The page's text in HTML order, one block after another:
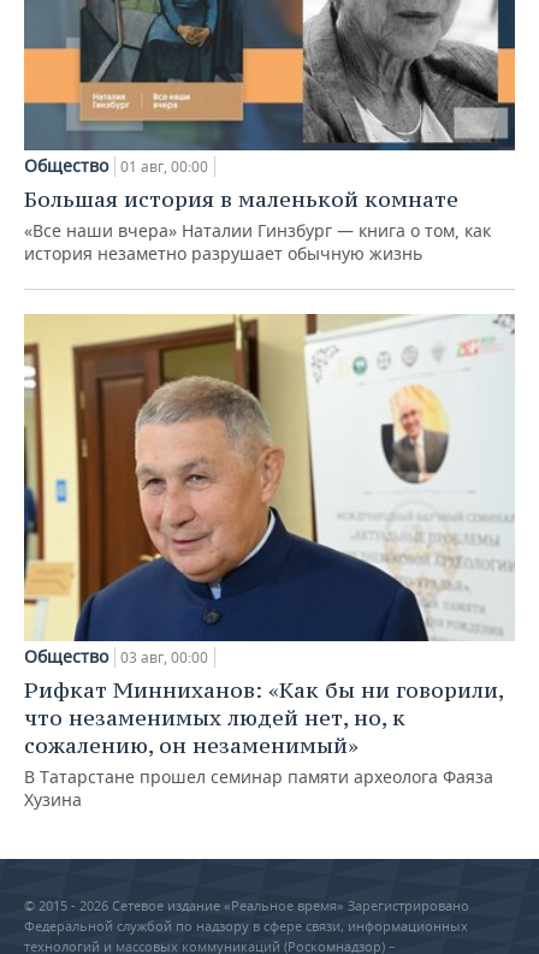
Общество 01 авг, 00:00
Большая история в маленькой комнате
«Все наши вчера» Наталии Гинзбург — книга о том, как
история незаметно разрушает обычную жизнь
Общество 03 авг, 00:00
Рифкат Минниханов: «Как бы ни говорили,
что незаменимых людей нет, но, к
сожалению, он незаменимый»
В Татарстане прошел семинар памяти археолога Фаяза
Хузина
© 2015 - 2026 Сетевое издание «Реальное время» Зарегистрировано
Федеральной службой по надзору в сфере связи, информационных
технологий и массовых коммуникаций (Роскомнадзор) –